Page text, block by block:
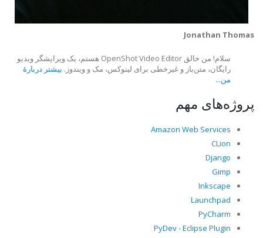
Jonathan Thomas
سلام! من خالق OpenShot Video Editor هستم، یک ویرایشگر ویدیو
رایگان، متن‌باز و غیرخطی برای لینوکس، مک و ویندوز. بیشتر دربارهٔ
من...
پروژه‌های مهم
Amazon Web Services
CLion
Django
Gimp
Inkscape
Launchpad
PyCharm
PyDev - Eclipse Plugin